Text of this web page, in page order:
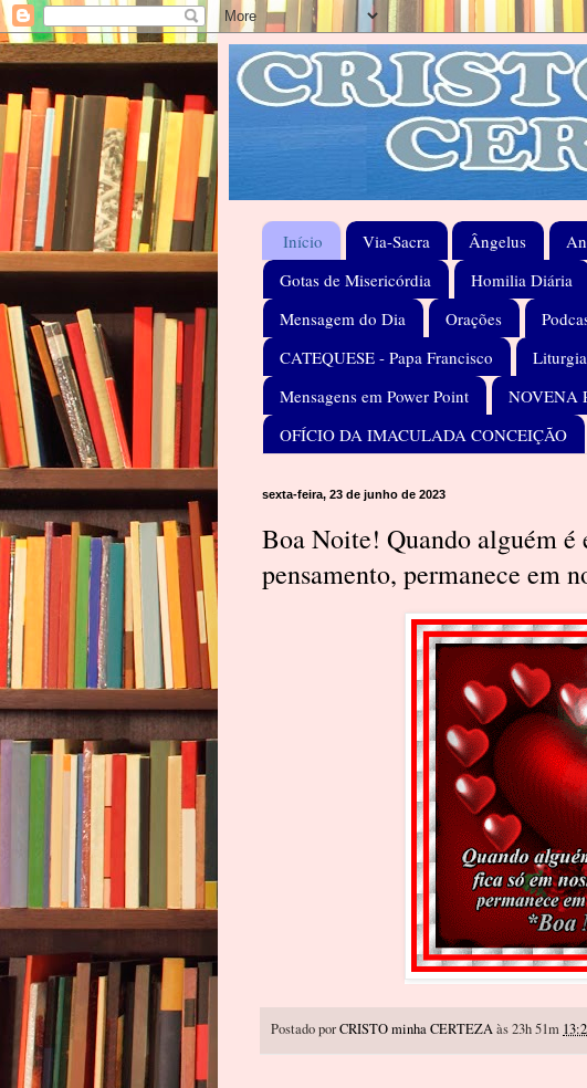
Início Via-Sacra Ângelus
Gotas de Misericórdia
Homilia Diária
Mensagem do Dia
Orações
CATEQUESE - Papa Francisco
Mensagens em Power Point
NOVENA
OFÍCIO DA IMACULADA CONCEIÇÃO
sexta-feira, 23 de junho de 2023
Boa Noite! Quando alguém é
pensamento, permanece em
Postado porCRISTO minha CERTEZAàs 23h 51m